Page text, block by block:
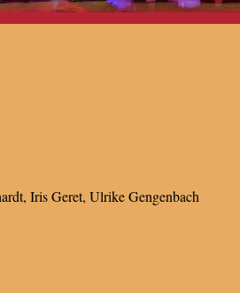
Iris Geret, Ulrike Gengenbach